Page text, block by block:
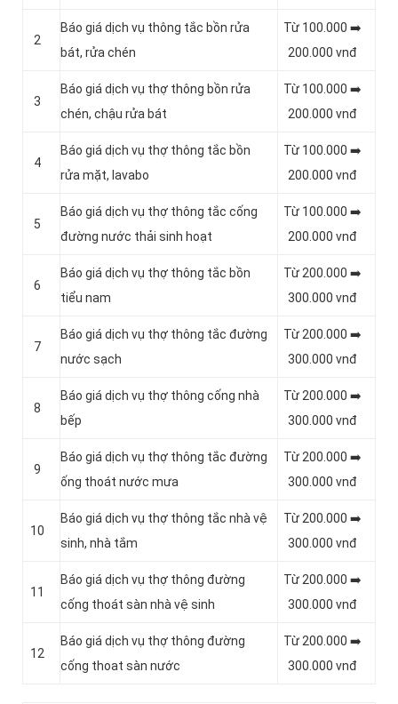
2
Báo giá dịch vụ thông tắc bồn rửa
bát, rửa chén
Từ 100.000 ➡️
200.000 vnđ
3
Báo giá dịch vụ thợ thông bồn rửa
chén, chậu rửa bát
Từ 100.000 ➡️
200.000 vnđ
4
Báo giá dịch vụ thợ thông tắc bồn
rửa mặt, lavabo
Từ 100.000 ➡️
200.000 vnđ
5
‎Báo giá dịch vụ thợ thông tắc cống
đường nước thải sinh hoạt
Từ 100.000 ➡️
200.000 vnđ
6
Báo giá dịch vụ thợ thông tắc bồn
tiểu nam
Từ 200.000 ➡️
300.000 vnđ
7
Báo giá dịch vụ thợ thông tắc đường
nước sạch
Từ 200.000 ➡️
300.000 vnđ
8
Báo giá dịch vụ thợ thông cống nhà
bếp
Từ 200.000 ➡️
300.000 vnđ
9
Báo giá dịch vụ thợ thông tắc đường
ống thoát nước mưa
Từ 200.000 ➡️
300.000 vnđ
10
Báo giá dịch vụ thợ thông tắc nhà vệ
sinh, nhà tắm
Từ 200.000 ➡️
300.000 vnđ
11
Báo giá dịch vụ thợ thông đường
cống thoát sàn nhà vệ sinh
Từ 200.000 ➡️
300.000 vnđ
12
Báo giá dịch vụ thợ thông đường
cống thoat sàn nước
Từ 200.000 ➡️
300.000 vnđ